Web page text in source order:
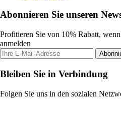
Abonnieren Sie unseren
Profitieren Sie von 10% Rabatt,
anmelden
Bleiben Sie in Verbindung
Folgen Sie uns in den sozialen